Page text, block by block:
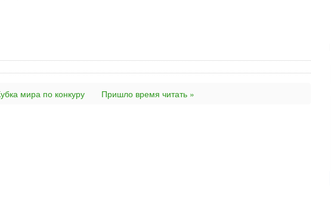
мира по конкуру Пришло время читать »